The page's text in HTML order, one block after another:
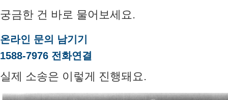
궁금한 건 바로 물어보세요.
온라인 문의 남기기
1588-7976 전화연결
실제 소송은 이렇게 진행돼요.